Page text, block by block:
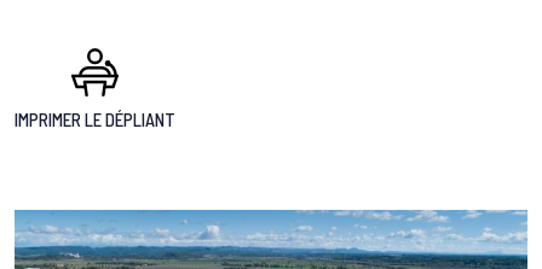
IMPRIMER LE DÉPLIANT